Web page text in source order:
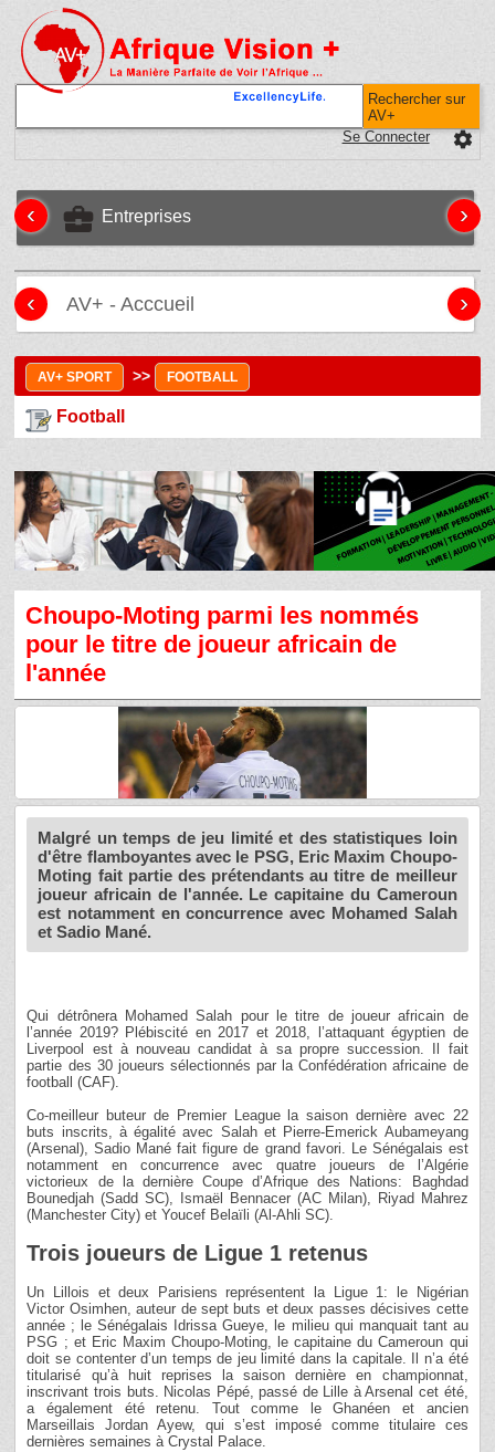
Rechercher sur
AV+
settings
Se Connecter
business_center Entreprises
‹ ›
AV+ - Acccueil
‹ ›
AV+ SPORT >> FOOTBALL
Football
Choupo-Moting parmi les nommés
pour le titre de joueur africain de
l'année
Malgré un temps de jeu limité et des statistiques loin
d'être flamboyantes avec le PSG, Eric Maxim Choupo-
Moting fait partie des prétendants au titre de meilleur
joueur africain de l'année. Le capitaine du Cameroun
est notamment en concurrence avec Mohamed Salah
et Sadio Mané.
Qui détrônera Mohamed Salah pour le titre de joueur africain de
l’année 2019? Plébiscité en 2017 et 2018, l’attaquant égyptien de
Liverpool est à nouveau candidat à sa propre succession. Il fait
partie des 30 joueurs sélectionnés par la Confédération africaine de
football (CAF).
Co-meilleur buteur de Premier League la saison dernière avec 22
buts inscrits, à égalité avec Salah et Pierre-Emerick Aubameyang
(Arsenal), Sadio Mané fait figure de grand favori. Le Sénégalais est
notamment en concurrence avec quatre joueurs de l’Algérie
victorieux de la dernière Coupe d’Afrique des Nations: Baghdad
Bounedjah (Sadd SC), Ismaël Bennacer (AC Milan), Riyad Mahrez
(Manchester City) et Youcef Belaïli (Al-Ahli SC).
Trois joueurs de Ligue 1 retenus
Un Lillois et deux Parisiens représentent la Ligue 1: le Nigérian
Victor Osimhen, auteur de sept buts et deux passes décisives cette
année ; le Sénégalais Idrissa Gueye, le milieu qui manquait tant au
PSG ; et Eric Maxim Choupo-Moting, le capitaine du Cameroun qui
doit se contenter d’un temps de jeu limité dans la capitale. Il n’a été
titularisé qu’à huit reprises la saison dernière en championnat,
inscrivant trois buts. Nicolas Pépé, passé de Lille à Arsenal cet été,
a également été retenu. Tout comme le Ghanéen et ancien
Marseillais Jordan Ayew, qui s’est imposé comme titulaire ces
dernières semaines à Crystal Palace.